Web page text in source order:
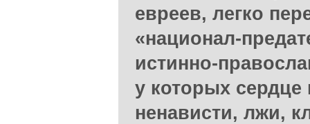
евреев, легко
«национал-
истинно-
у которых
ненависти, лжи,